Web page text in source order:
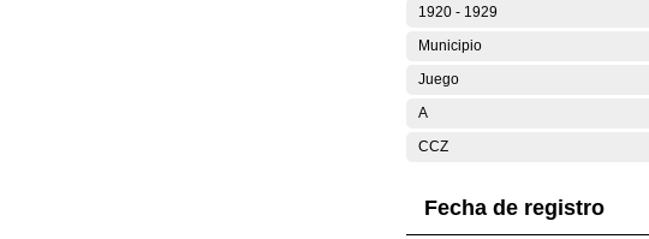
1920 - 1929
Municipio
Juego
A
CCZ
Fecha de registro